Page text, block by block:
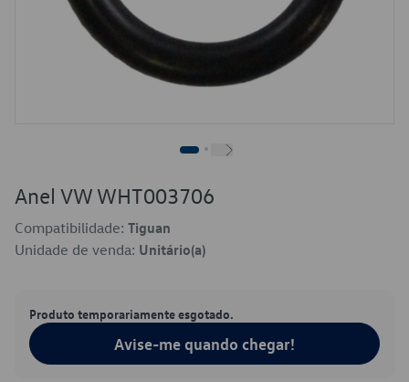
Anel VW WHT003706
Compatibilidade: Tiguan
Unidade de venda: Unitário(a)
Produto temporariamente esgotado.
Avise-me quando chegar!